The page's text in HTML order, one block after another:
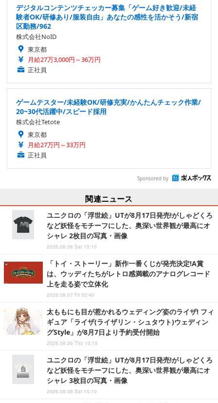
デジタルコンテンツチェッカー募集「ゲーム好き歓迎/未経
験者OK/研修あり/服装自由」あなたの感性を活かそう/新宿
区勤務/962
株式会社NoID
東京都
月給27万3,000円～36万円
正社員
ゲームテスター/未経験OK/研修充実/かんたんチェック作業/
20~30代活躍中/スピード採用
株式会社Tetote
東京都
月給27万円～33万円
正社員
Sponsored by
関連ニュース
ユニクロの「浮世絵」UTが8月17日発売!がしゃどくろ
など妖怪をモチーフにした、奥深い世界観が最高にオ
シャレ 2枚目の写真・画像
2026.08.08 Sat 15:10
「トイ・ストーリー」新作一番くじが発売決定!A賞
は、ウッディたちがレトロ感満載のアナログレコード
上を走る姿で立体化
2026.08.07 Fri 03:40
太ももにも目が惹かれるウェディング姿のライザ! フィ
ギュア「ライザ(ライザリン・シュタウト)ウェディン
グStyle」が8月7日より予約受付開始
2026.08.06 Thu 10:15
ユニクロの「浮世絵」UTが8月17日発売!がしゃどくろ
など妖怪をモチーフにした、奥深い世界観が最高にオ
シャレ 3枚目の写真・画像
2026.08.08 Sat 15:10